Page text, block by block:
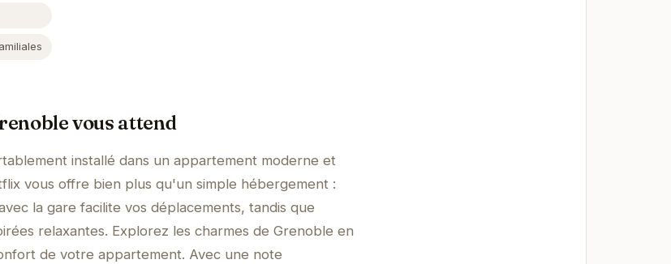
vous attend
installé dans un appartement moderne et
vous offre bien plus qu'un simple hébergement :
la gare facilite vos déplacements, tandis que
relaxantes. Explorez les charmes de Grenoble en
de votre appartement. Avec une note